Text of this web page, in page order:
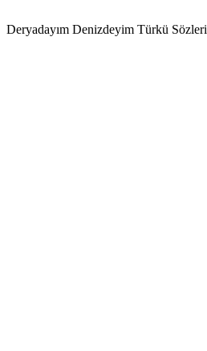
Deryadayım Denizdeyim Türkü Sözleri